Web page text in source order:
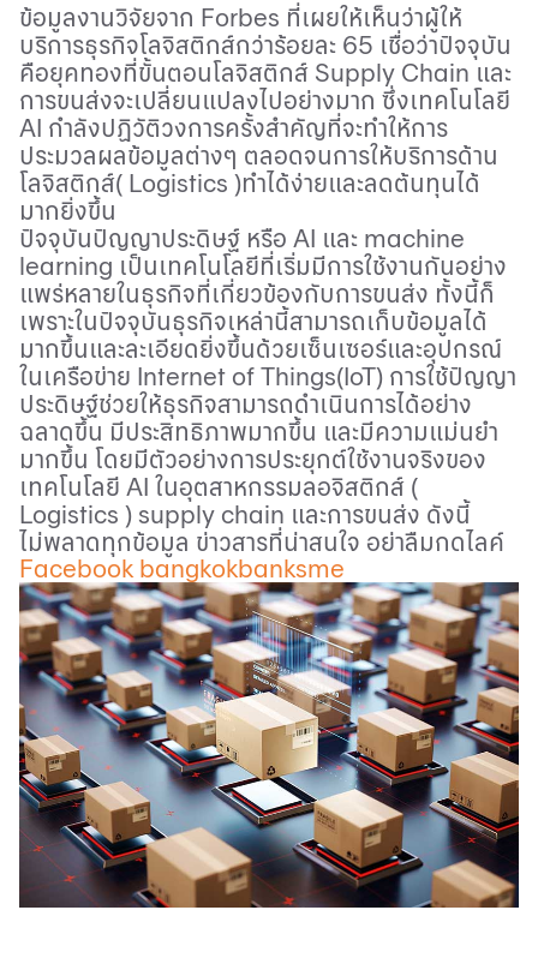
ข้อมูลงานวิจัยจาก Forbes ที่เผยให้เห็นว่าผู้ให้
บริการธุรกิจโลจิสติกส์กว่าร้อยละ 65 เชื่อว่าปัจจุบัน
คือยุคทองที่ขั้นตอนโลจิสติกส์ Supply Chain และ
การขนส่งจะเปลี่ยนแปลงไปอย่างมาก ซึ่งเทคโนโลยี
AI กำลังปฏิวัติวงการครั้งสำคัญที่จะทำให้การ
ประมวลผลข้อมูลต่างๆ ตลอดจนการให้บริการด้าน
โลจิสติกส์( Logistics )ทำได้ง่ายและลดต้นทุนได้
มากยิ่งขึ้น
ปัจจุบันปัญญาประดิษฐ์ หรือ AI และ machine
learning เป็นเทคโนโลยีที่เริ่มมีการใช้งานกันอย่าง
แพร่หลายในธุรกิจที่เกี่ยวข้องกับการขนส่ง ทั้งนี้ก็
เพราะในปัจจุบันธุรกิจเหล่านี้สามารถเก็บข้อมูลได้
มากขึ้นและละเอียดยิ่งขึ้นด้วยเซ็นเซอร์และอุปกรณ์
ในเครือข่าย Internet of Things(IoT) การใช้ปัญญา
ประดิษฐ์ช่วยให้ธุรกิจสามารถดำเนินการได้อย่าง
ฉลาดขึ้น มีประสิทธิภาพมากขึ้น และมีความแม่นยำ
มากขึ้น โดยมีตัวอย่างการประยุกต์ใช้งานจริงของ
เทคโนโลยี AI ในอุตสาหกรรมลอจิสติกส์ (
Logistics ) supply chain และการขนส่ง ดังนี้
ไม่พลาดทุกข้อมูล ข่าวสารที่น่าสนใจ อย่าลืมกดไลค์
Facebook bangkokbanksme